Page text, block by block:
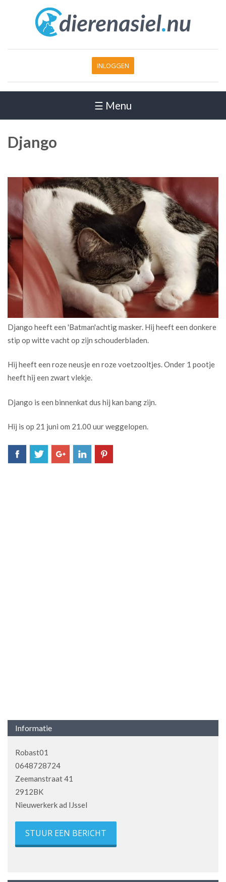
INLOGGEN
☰ Menu
Django
Django heeft een 'Batman'achtig masker. Hij heeft een donkere
stip op witte vacht op zijn schouderbladen.
Hij heeft een roze neusje en roze voetzooltjes. Onder 1 pootje
heeft hij een zwart vlekje.
Django is een binnenkat dus hij kan bang zijn.
Hij is op 21 juni om 21.00 uur weggelopen.
Informatie
Robast01
0648728724
Zeemanstraat 41
2912BK
Nieuwerkerk ad IJssel
STUUR EEN BERICHT